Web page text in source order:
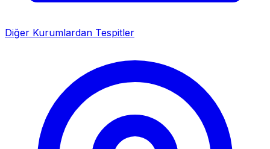
Diğer Kurumlardan Tespitler